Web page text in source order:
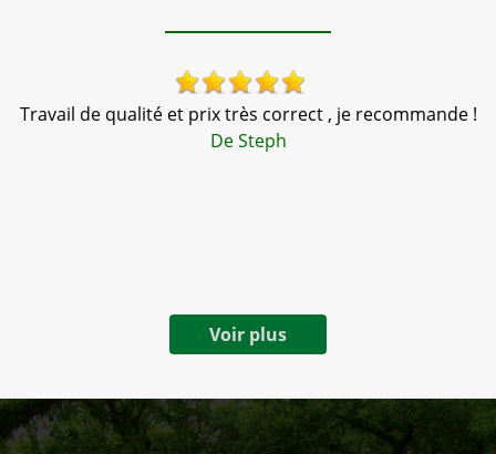
Travail de qualité et prix très correct , je recommande !
De Steph
Voir plus